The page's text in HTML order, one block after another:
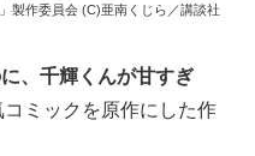
製作委員会 (C)亜南くじら／講談社
、千輝くんが甘すぎ
ミックを原作にした作